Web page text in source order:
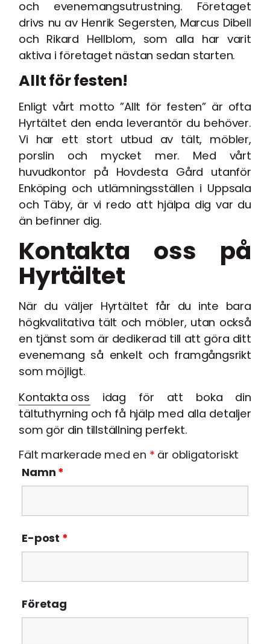
och evenemangsutrustning. Företaget
drivs nu av Henrik Segersten, Marcus Dibell
och Rikard Hellblom, som alla har varit
aktiva i företaget nästan sedan starten.
Allt för festen!
Enligt vårt motto ”Allt för festen” är ofta
Hyrtältet den enda leverantör du behöver.
Vi har ett stort utbud av tält, möbler,
porslin och mycket mer. Med vårt
huvudkontor på Hovdesta Gård utanför
Enköping och utlämningsställen i Uppsala
och Täby, är vi redo att hjälpa dig var du
än befinner dig.
Kontakta oss på
Hyrtältet
När du väljer Hyrtältet får du inte bara
högkvalitativa tält och möbler, utan också
en tjänst som är dedikerad till att göra ditt
evenemang så enkelt och framgångsrikt
som möjligt.
Kontakta oss idag för att boka din
tältuthyrning och få hjälp med alla detaljer
som gör din tillställning perfekt.
Fält markerade med en * är obligatoriskt
Namn *
E-post *
Företag